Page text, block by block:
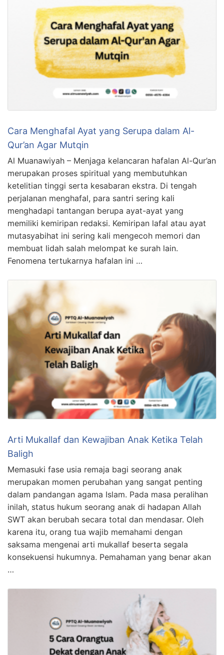
Cara Menghafal Ayat yang Serupa dalam Al-
Qur’an Agar Mutqin
Al Muanawiyah – Menjaga kelancaran hafalan Al-Qur’an
merupakan proses spiritual yang membutuhkan
ketelitian tinggi serta kesabaran ekstra. Di tengah
perjalanan menghafal, para santri sering kali
menghadapi tantangan berupa ayat-ayat yang
memiliki kemiripan redaksi. Kemiripan lafal atau ayat
mutasyabihat ini sering kali mengecoh memori dan
membuat lidah salah melompat ke surah lain.
Fenomena tertukarnya hafalan ini …
Arti Mukallaf dan Kewajiban Anak Ketika Telah
Baligh
Memasuki fase usia remaja bagi seorang anak
merupakan momen perubahan yang sangat penting
dalam pandangan agama Islam. Pada masa peralihan
inilah, status hukum seorang anak di hadapan Allah
SWT akan berubah secara total dan mendasar. Oleh
karena itu, orang tua wajib memahami dengan
saksama mengenai arti mukallaf beserta segala
konsekuensi hukumnya. Pemahaman yang benar akan
…